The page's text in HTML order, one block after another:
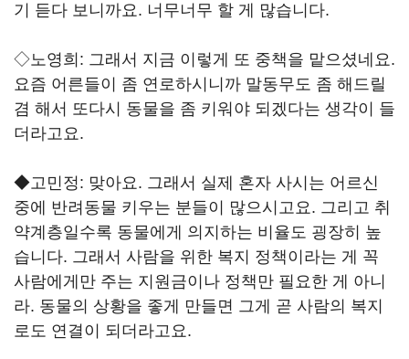
기 듣다 보니까요. 너무너무 할 게 많습니다.
◇노영희: 그래서 지금 이렇게 또 중책을 맡으셨네요.
요즘 어른들이 좀 연로하시니까 말동무도 좀 해드릴
겸 해서 또다시 동물을 좀 키워야 되겠다는 생각이 들
더라고요.
◆고민정: 맞아요. 그래서 실제 혼자 사시는 어르신
중에 반려동물 키우는 분들이 많으시고요. 그리고 취
약계층일수록 동물에게 의지하는 비율도 굉장히 높
습니다. 그래서 사람을 위한 복지 정책이라는 게 꼭
사람에게만 주는 지원금이나 정책만 필요한 게 아니
라. 동물의 상황을 좋게 만들면 그게 곧 사람의 복지
로도 연결이 되더라고요.